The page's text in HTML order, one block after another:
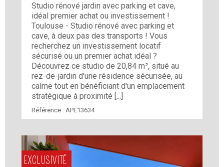
Studio rénové jardin avec parking et cave,
idéal premier achat ou investissement !
Toulouse - Studio rénové avec parking et
cave, à deux pas des transports ! Vous
recherchez un investissement locatif
sécurisé ou un premier achat idéal ?
Découvrez ce studio de 20,84 m², situé au
rez-de-jardin d'une résidence sécurisée, au
calme tout en bénéficiant d'un emplacement
stratégique à proximité [...]
Référence : APE13634
EXCLUSIVITÉ